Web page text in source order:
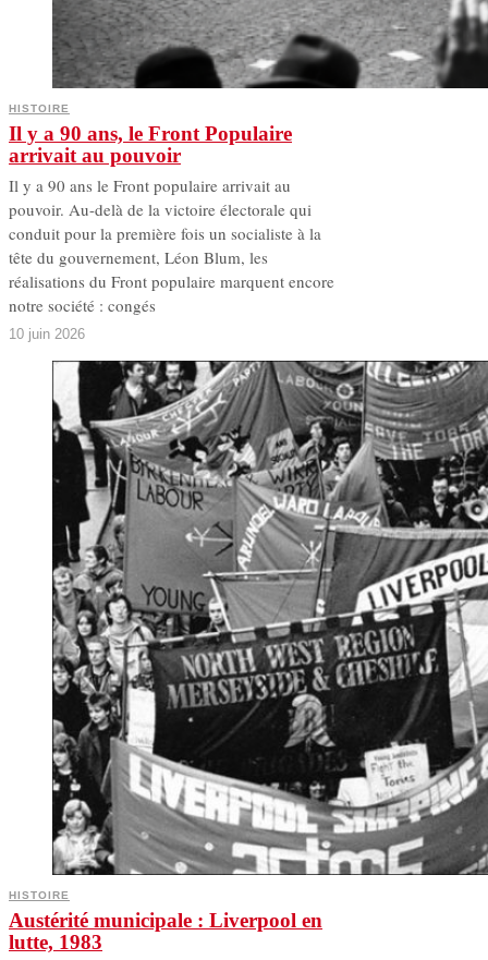
HISTOIRE
Il y a 90 ans, le Front Populaire
arrivait au pouvoir
Il y a 90 ans le Front populaire arrivait au
pouvoir. Au-delà de la victoire électorale qui
conduit pour la première fois un socialiste à la
tête du gouvernement, Léon Blum, les
réalisations du Front populaire marquent encore
notre société : congés
10 juin 2026
HISTOIRE
Austérité municipale : Liverpool en
lutte, 1983